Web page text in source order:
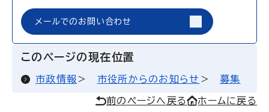
メールでのお問い合わせ
このページの現在位置
市政情報 市役所からのお知らせ 募集
前のページへ戻る ホームに戻る